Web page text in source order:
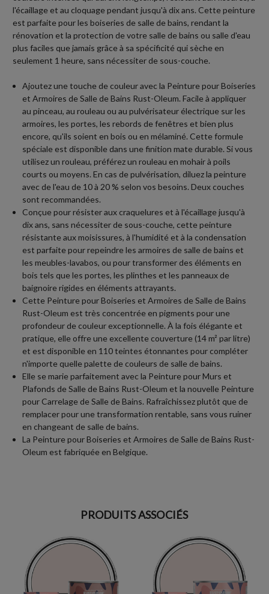
l'écaillage et au cloquage pendant jusqu'à dix ans. Cette peinture
est parfaite pour les boiseries de salle de bains, rendant la
rénovation et la protection de votre salle de bains ou salle d'eau
plus faciles que jamais grâce à sa spécificité qui sèche en
seulement 1 heure, sans nécessiter de sous-couche.
Ajoutez une touche de couleur avec la Peinture pour Boiseries
et Armoires de Salle de Bains Rust-Oleum. Facile à appliquer
au pinceau, au rouleau ou au pulvérisateur électrique sur les
armoires, les portes, les rebords de fenêtres et bien plus
encore, qu'ils soient en bois ou en mélaminé. Cette formule
spéciale est disponible dans une finition mate durable. Si vous
utilisez un rouleau, préférez un rouleau en mohair à poils
courts ou moyens. En cas de pulvérisation, diluez la peinture
avec de l'eau de 10 à 20 % selon vos besoins. Deux couches
sont recommandées.
Conçue pour résister aux craquelures et à l'écaillage jusqu'à
dix ans, sans nécessiter de sous-couche, cette peinture
résistante aux moisissures, à l'humidité et à la condensation
est parfaite pour repeindre les armoires de salle de bains et
les meubles-lavabos, ou pour transformer des éléments en
bois tels que les portes, les plinthes et les panneaux de
baignoire rigides en éléments attrayants.
Cette Peinture pour Boiseries et Armoires de Salle de Bains
Rust-Oleum est très concentrée en pigments pour une
profondeur de couleur exceptionnelle. À la fois élégante et
pratique, elle offre une excellente couverture (14 m² par litre)
et est disponible en 110 teintes étonnantes pour compléter
n'importe quelle palette de couleurs de salle de bains.
Elle se marie parfaitement avec la Peinture pour Murs et
Plafonds de Salle de Bains Rust-Oleum et la nouvelle Peinture
pour Carrelage de Salle de Bains. Rafraîchissez plutôt que de
remplacer pour une transformation rentable, sans vous ruiner
en changeant de salle de bains.
La Peinture pour Boiseries et Armoires de Salle de Bains Rust-
Oleum est fabriquée en Belgique.
PRODUITS ASSOCIÉS